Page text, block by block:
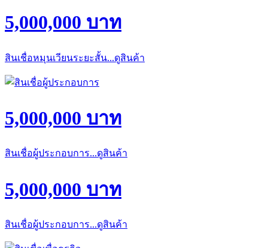
5,000,000 บาท
สินเชื่อหมุนเวียนระยะสั้น...ดูสินค้า
5,000,000 บาท
สินเชื่อผู้ประกอบการ...ดูสินค้า
5,000,000 บาท
สินเชื่อผู้ประกอบการ...ดูสินค้า